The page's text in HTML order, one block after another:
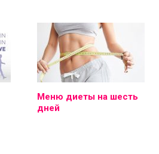
Меню диеты на шесть
дней